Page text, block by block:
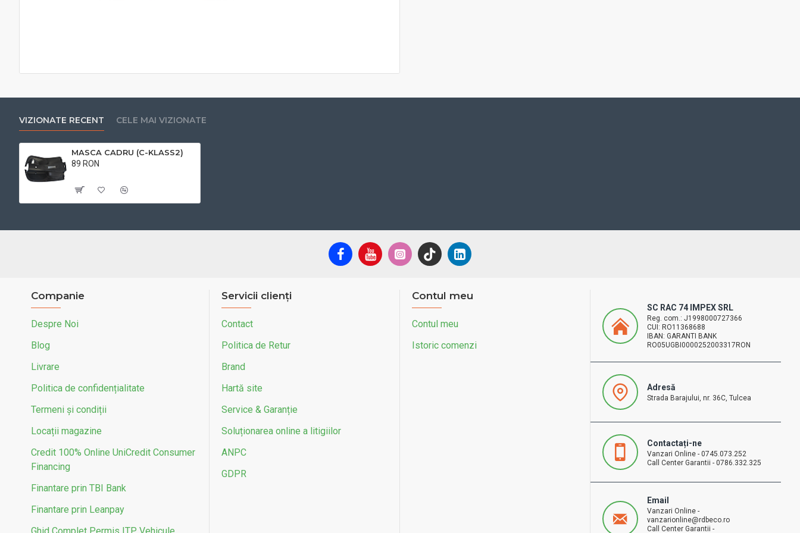
VIZIONATE RECENT CELE MAI VIZIONATE
MASCA CADRU (C-KLASS2)
89 RON
Companie
Despre Noi
Blog
Livrare
Politica de confidențialitate
Termeni și condiții
Locații magazine
Credit 100% Online UniCredit Consumer
Financing
Finantare prin TBI Bank
Finantare prin Leanpay
Servicii clienți
Contact
Politica de Retur
Brand
Hartă site
Service & Garanție
Soluționarea online a litigiilor
ANPC
GDPR
Contul meu
Contul meu
Istoric comenzi
SC RAC 74 IMPEX SRL
Reg. com.: J1998000727366
CUI: RO11368688
IBAN: GARANTI BANK
RO05UGBI0000252003317RON
Adresă
Strada Barajului, nr. 36C, Tulcea
Contactați-ne
Vanzari Online - 0745.073.252
Call Center Garantii - 0786.332.325
Email
Vanzari Online -
vanzarionline@rdbeco.ro
Call Center Garantii -